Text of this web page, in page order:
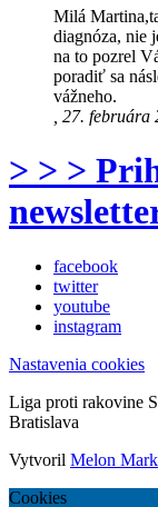
Milá
diagnóza, nie
na to pozrel
poradiť sa
vážneho.
, 27. februára
> > >
facebook
twitter
youtube
instagram
Nastavenia cookies
Liga proti rakovine
Bratislava
Vytvoril Melon
Cookies